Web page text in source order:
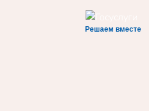
Решаем вместе